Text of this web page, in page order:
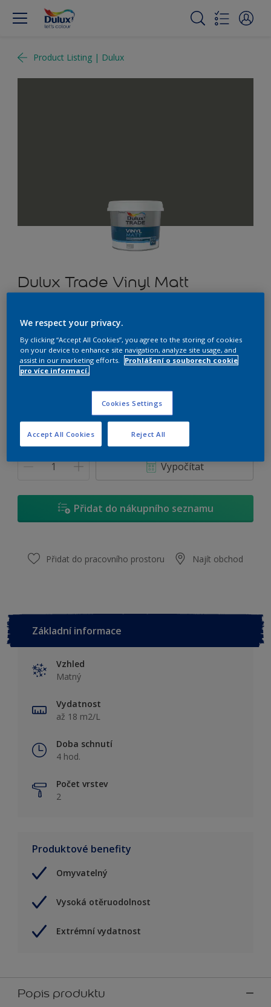
Product Listing | Dulux
Dulux Trade Vinyl Matt
H9.05.36
Změnit odstín
2,5 L
Množství Kalkulačka pro výpočet barvy
Vypočítat
Přidat do nákupního seznamu
Přidat do pracovního prostoru Najít obchod
Základní informace
Vzhled
Matný
Vydatnost
až 18 m2/L
Doba schnutí
4 hod.
Počet vrstev
2
Produktové benefity
Omyvatelný
Vysoká otěruodolnost
Extrémní vydatnost
Popis produktu
We respect your privacy.
By clicking “Accept All Cookies”, you agree to the storing of cookies
on your device to enhance site navigation, analyze site usage, and
assist in our marketing efforts.
Prohlášení o souborech cookie
pro více informací.
Cookies Settings
Reject All
Accept All Cookies